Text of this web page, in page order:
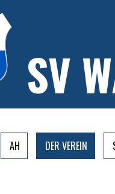
SV
AH DER VEREIN